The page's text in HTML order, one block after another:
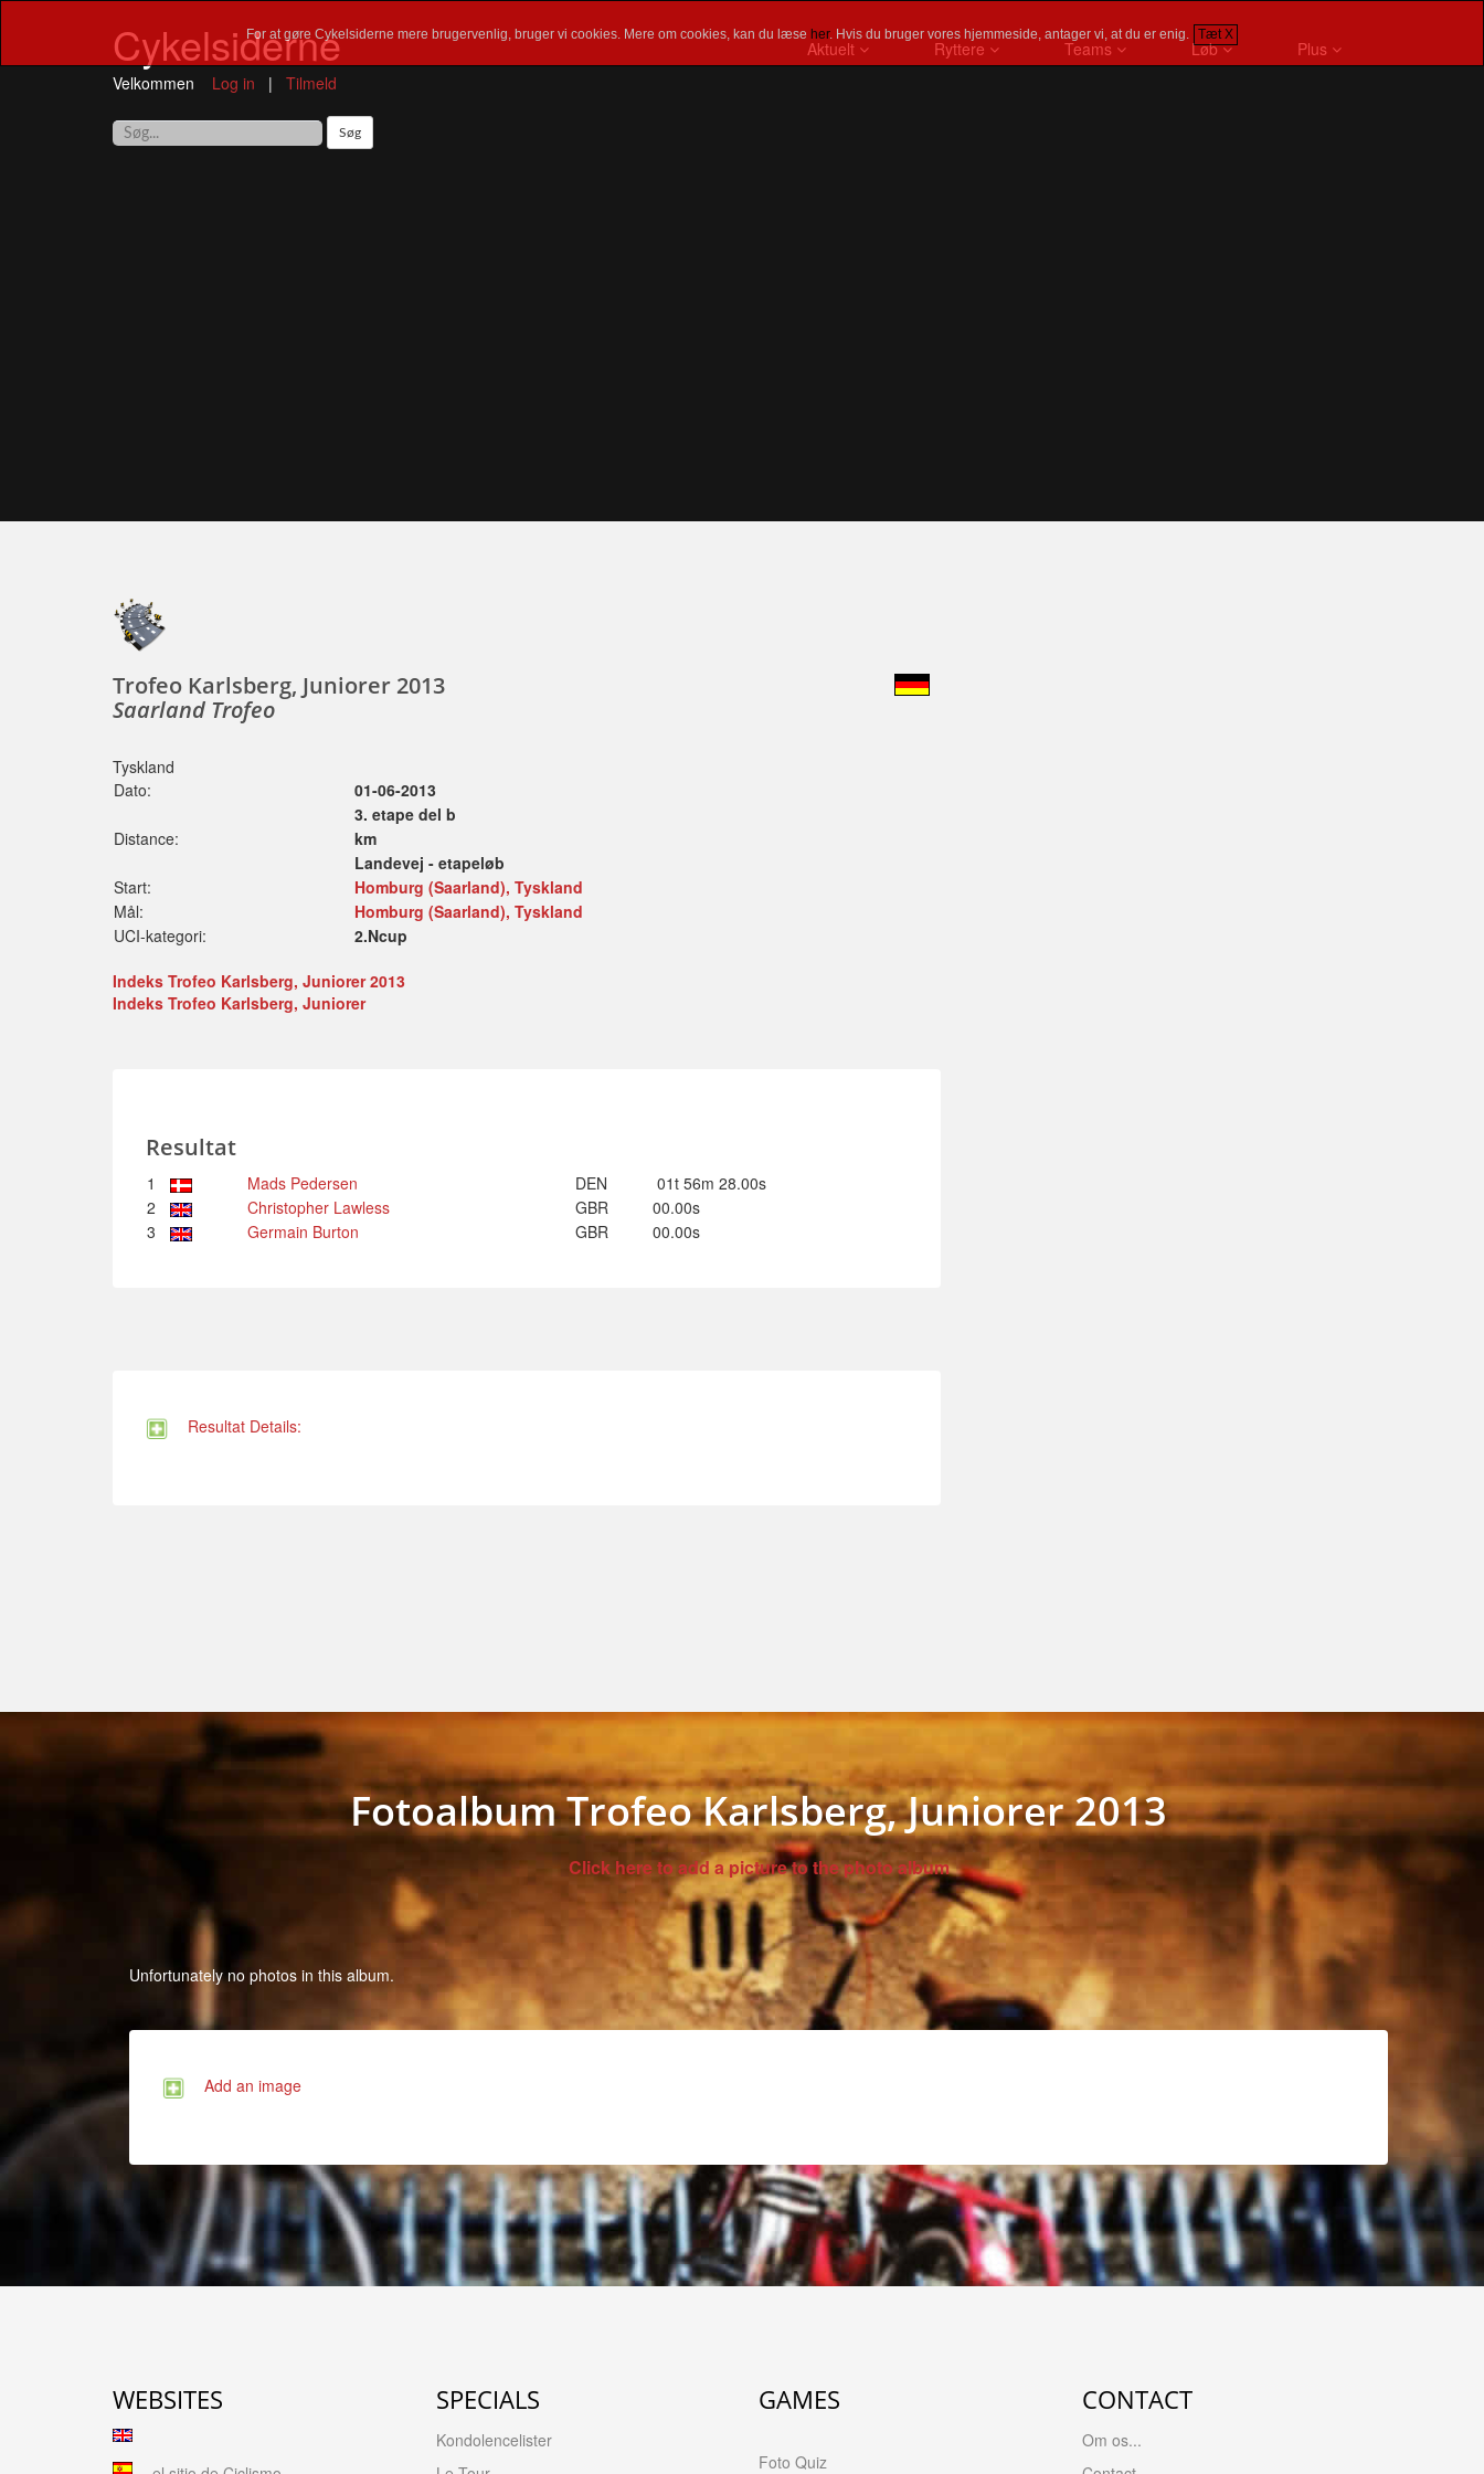
For at gøre Cykelsiderne mere brugervenlig, bruger vi cookies. Mere om cookies, kan du læse her. Hvis du bruger vores hjemmeside, antager vi, at du er enig. Tæt X
Cykelsiderne
Velkommen Log in | Tilmeld
Aktuelt Ryttere Teams Løb Plus
Trofeo Karlsberg, Juniorer 2013
Saarland Trofeo
Tyskland
Dato:
01-06-2013
3. etape del b
Distance:
km
Landevej - etapeløb
Start:
Homburg (Saarland), Tyskland
Mål:
Homburg (Saarland), Tyskland
UCI-kategori:
2.Ncup
Indeks Trofeo Karlsberg, Juniorer 2013
Indeks Trofeo Karlsberg, Juniorer
Resultat
1 Mads Pedersen DEN
01t 56m 28.00s
2
Christopher Lawless GBR
00.00s
3
Germain Burton GBR 00.00s
Resultat Details:
Fotoalbum Trofeo Karlsberg, Juniorer 2013
Click here to add a picture to the photo album
Unfortunately no photos in this album.
Add an image
WEBSITES SPECIALS
Kondolencelister
GAMES
Foto Quiz
CONTACT
Om os...